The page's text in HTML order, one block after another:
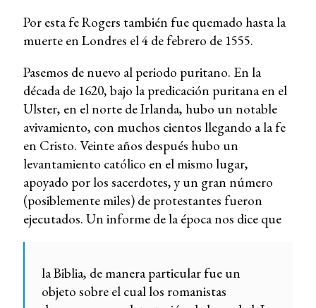
Por esta fe Rogers también fue quemado hasta la
muerte en Londres el 4 de febrero de 1555.
Pasemos de nuevo al periodo puritano. En la
década de 1620, bajo la predicación puritana en el
Ulster, en el norte de Irlanda, hubo un notable
avivamiento, con muchos cientos llegando a la fe
en Cristo. Veinte años después hubo un
levantamiento católico en el mismo lugar,
apoyado por los sacerdotes, y un gran número
(posiblemente miles) de protestantes fueron
ejecutados. Un informe de la época nos dice que
la Biblia, de manera particular fue un
objeto sobre el cual los romanistas